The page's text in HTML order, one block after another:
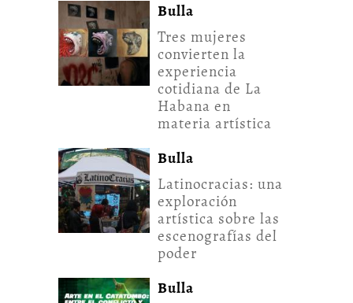
Bulla
Tres mujeres
convierten la
experiencia
cotidiana de La
Habana en
materia artística
Bulla
Latinocracias: una
exploración
artística sobre las
escenografías del
poder
Bulla